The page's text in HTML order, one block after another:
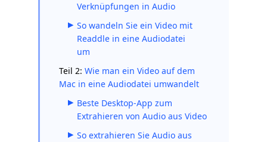
Verknüpfungen in Audio
So wandeln Sie ein Video mit
Readdle in eine Audiodatei
um
Teil 2: Wie man ein Video auf dem
Mac in eine Audiodatei umwandelt
Beste Desktop-App zum
Extrahieren von Audio aus Video
So extrahieren Sie Audio aus